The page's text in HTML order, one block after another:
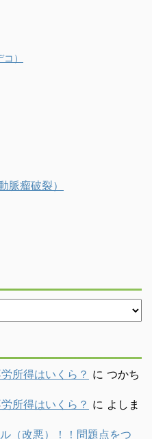
）
脈瘤破裂）
所得はいくら？ に つかち
所得はいくら？ に よしま
（改悪）！！問題点をつ